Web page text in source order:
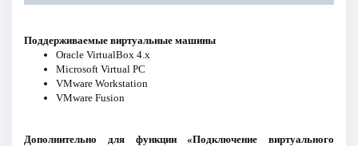
Поддерживаемые виртуальные машины
Oracle VirtualBox 4.x
Microsoft Virtual PC
VMware Workstation
VMware Fusion
Дополнительно для функции «Подключение виртуального